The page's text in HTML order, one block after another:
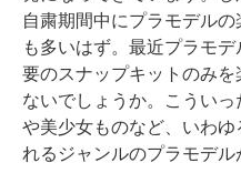
自粛期間中にプラモデル
も多いはず。最近プラモ
要のスナップキットのみ
ないでしょうか。こうい
や美少女ものなど、いわ
れるジャンルのプラモデル